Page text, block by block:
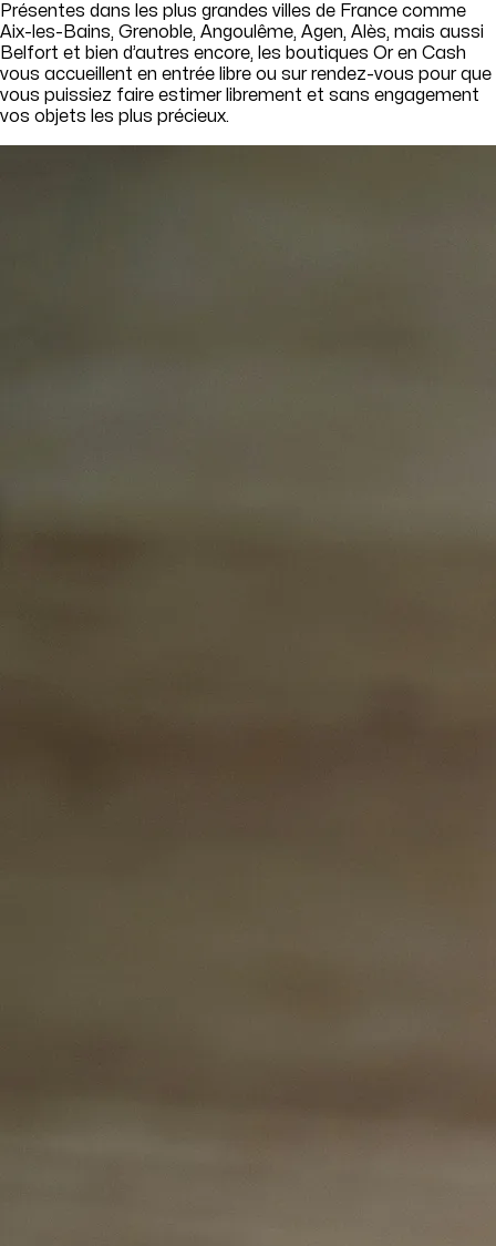
Présentes dans les plus grandes villes de France comme
Aix-les-Bains, Grenoble, Angoulême, Agen, Alès, mais aussi
Belfort et bien d’autres encore, les boutiques Or en Cash
vous accueillent en entrée libre ou sur rendez-vous pour que
vous puissiez faire estimer librement et sans engagement
vos objets les plus précieux.